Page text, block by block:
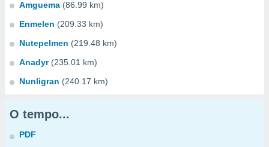
Amguema (86.99 km)
Enmelen (209.33 km)
Nutepelmen (219.48 km)
Anadyr (235.01 km)
Nunligran (240.17 km)
O tempo...
PDF